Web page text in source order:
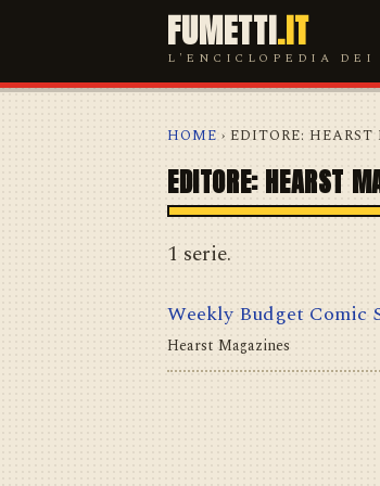
FUMETTI.IT
L'ENCICLOPEDIA DEI
HOME › EDITORE:
EDITORE: HEARST
1 serie.
Weekly Budget Comic
Hearst Magazines